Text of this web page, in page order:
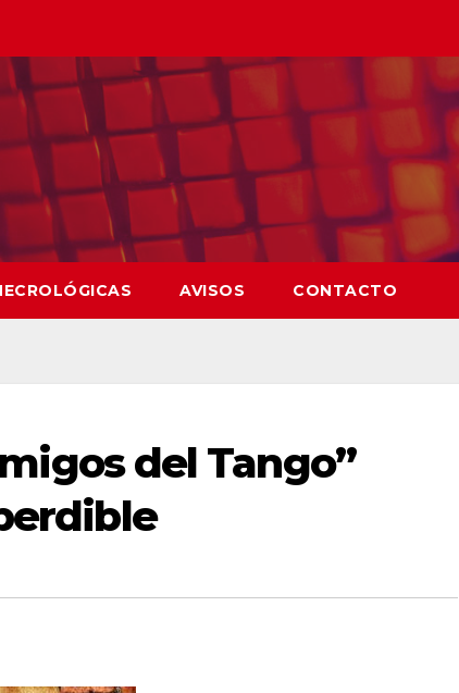
AVISOS CONTACTO
del Tango”